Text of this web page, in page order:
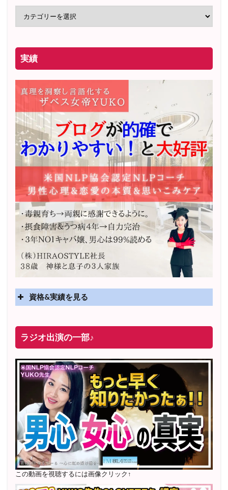
実績
資格&実績を見る
2025年4月〜 altruismコミュニティ×講座オンラインサ
2025年5月〜 FMラジオ79.9「LOVEマスター講座」準
レギュラー出演中！
2023年12月〜 FM81.4ラジオFMハイホー「LOVEマス
ター講座」準レギュラー出演中！
〜2025年5月 個別セッション相談実績 1500名越え
2022年6月〜24年7月 自己肯定感を高めるメールレッス
ン1000名以上参加
〜2024年7月 恋愛テキスト動画セット販売実績
ラジオ出演の一部♪
この動画を視聴するには画像クリック↑